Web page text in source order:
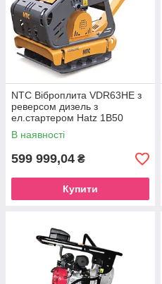
NTC Віброплита VDR63НE з
реверсом дизель з
ел.стартером Hatz 1B50
10,5к.с. 440кг. розмір плити
700*895мм
В наявності
599 999,04 ₴
Купити